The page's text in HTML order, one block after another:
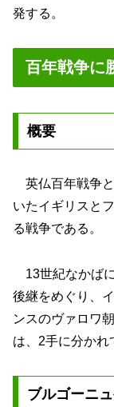
発する。
百年戦争に
概要
英仏百年戦争
いたイギリスと
る戦争である。
13世紀なかば
後継をめぐり、
ンスのヴァロワ
は、2手に分かれ
ブルゴーニ